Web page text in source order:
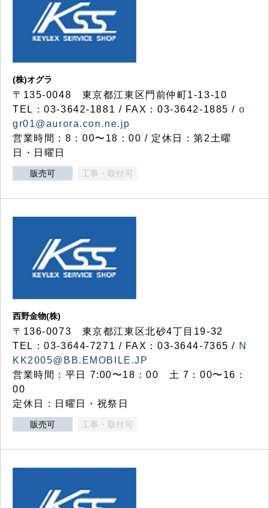
(株)オグラ
〒135-0048 東京都江東区門前仲町1-13-10
TEL：03-3642-1881 / FAX：03-3642-1885 / o
gr01@aurora.con.ne.jp
営業時間：8：00〜18：00 / 定休日：第2土曜
日・日曜日
販売可 工事・取付可
西野金物(株)
〒136-0073 東京都江東区北砂4丁目19-32
TEL：03‐3644‐7271 / FAX：03-3644-7365 / N
KK2005@BB.EMOBILE.JP
営業時間：平日 7:00〜18：00 土 7：00〜16：
00
定休日：日曜日・祝祭日
販売可 工事・取付可